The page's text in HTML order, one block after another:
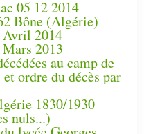
05 12 2014
Bône (Algérie)
Avril 2014
2013
au camp de
ordre du décès par
1830/1930
nuls...)